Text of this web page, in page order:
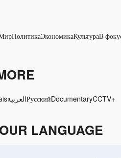
ПолитикаЭкономикаКультураВ
العربيةРусскийDocumentaryCCTV+
LANGUAGE